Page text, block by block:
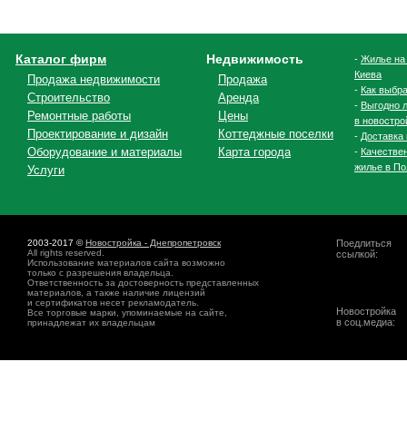
Каталог фирм
Продажа недвижимости
Строительство
Ремонтные работы
Проектирование и дизайн
Оборудование и материалы
Услуги
Недвижимость
Продажа
Аренда
Цены
Коттеджные поселки
Карта города
- Жилье на
Киева
- Как
- Выгодно
в
-
-
жилье в
2003-2017 ©Новостройка - Днепропетровск
All rights reserved.
Использование материалов сайта возможно
только с разрешения владельца.
Ответственность за достоверность представленных
материалов, а также наличие лицензий
и сертификатов несет рекламодатель.
Все торговые марки, упоминаемые на сайте,
принадлежат их владельцам
Поедлиться
ссылкой:
Новостройка
в соц.медиа: